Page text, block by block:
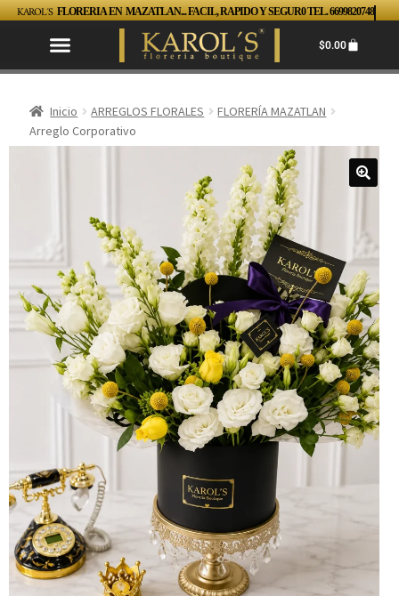
KAROL´S FLORERIA EN MAZATLAN... FACIL, RAPIDO Y SEGUR0 TEL. 6699820748
$0.00
Inicio ARREGLOS FLORALES
FLORERÍA MAZATLAN
Arreglo Corporativo